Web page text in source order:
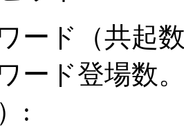
ード（共起
ード登場数
: